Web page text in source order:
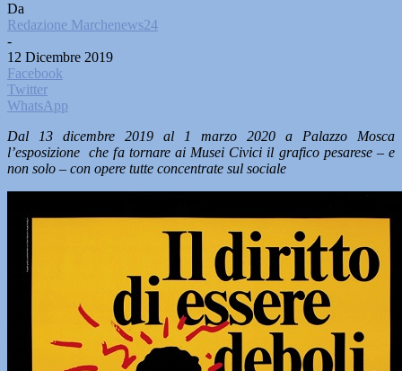
Da
Redazione Marchenews24
-
12 Dicembre 2019
Facebook
Twitter
WhatsApp
Dal 13 dicembre 2019 al 1 marzo 2020 a Palazzo Mosca
l’esposizione che fa tornare ai Musei Civici il grafico pesarese – e
non solo – con opere tutte concentrate sul sociale